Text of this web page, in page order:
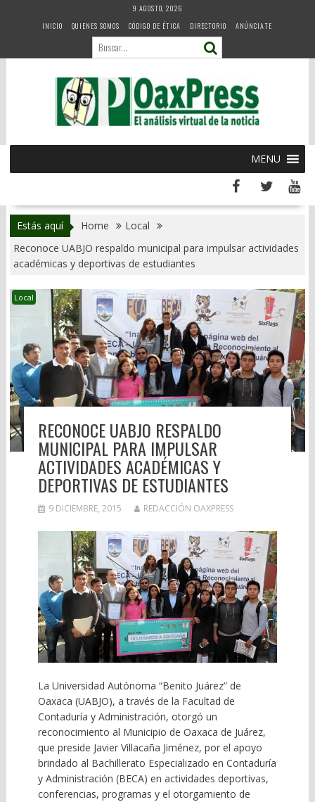
9 AGOSTO, 2026
INICIO
QUIENES SOMOS CÓDIGO DE ÉTICA DIRECTORIO ANÚNCIATE
MENU
Estás aquí Home
Local
Reconoce UABJO respaldo municipal para impulsar actividades
académicas y deportivas de estudiantes
Local
RECONOCE UABJO RESPALDO
MUNICIPAL PARA IMPULSAR
ACTIVIDADES ACADÉMICAS Y
DEPORTIVAS DE ESTUDIANTES
9 DICIEMBRE, 2015 REDACCIÓN OAXPRESS
La Universidad Autónoma “Benito Juárez” de
Oaxaca (UABJO), a través de la Facultad de
Contaduría y Administración, otorgó un
reconocimiento al Municipio de Oaxaca de Juárez,
que preside Javier Villacaña Jiménez, por el apoyo
brindado al Bachillerato Especializado en Contaduría
y Administración (BECA) en actividades deportivas,
conferencias, programas y el otorgamiento de